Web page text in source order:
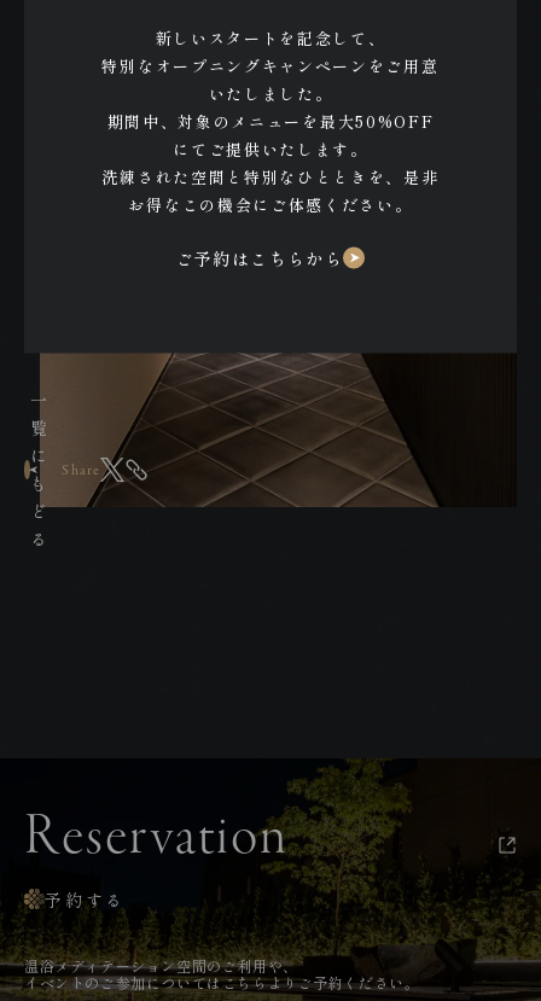
一
覧
に
も
ど
る
Share
Reservation
予約する
温浴メディテーション空間のご利用や、
イベントのご参加についてはこちらよりご予約ください。
THE NOMU 天神
新しいスタートを記念して、
特別なオープニングキャンペーンをご用意
いたしました。
期間中、対象のメニューを最大50%OFF
にてご提供いたします。
洗練された空間と特別なひとときを、是非
お得なこの機会にご体感ください。
ご予約はこちらから